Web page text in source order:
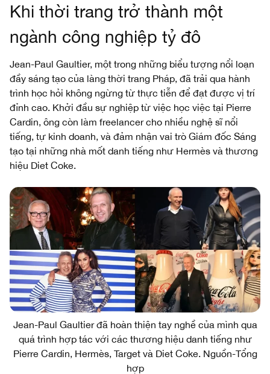
Khi thời trang trở thành một
ngành công nghiệp tỷ đô
Jean-Paul Gaultier, một trong những biểu tượng nổi loạn
đầy sáng tạo của làng thời trang Pháp, đã trải qua hành
trình học hỏi không ngừng từ thực tiễn để đạt được vị trí
đỉnh cao. Khởi đầu sự nghiệp từ việc học việc tại Pierre
Cardin, ông còn làm freelancer cho nhiều nghệ sĩ nổi
tiếng, tự kinh doanh, và đảm nhận vai trò Giám đốc Sáng
tạo tại những nhà mốt danh tiếng như Hermès và thương
hiệu Diet Coke.
Jean-Paul Gaultier đã hoàn thiện tay nghề của mình qua
quá trình hợp tác với các thương hiệu danh tiếng như
Pierre Cardin, Hermès, Target và Diet Coke. Nguồn-Tổng
hợp